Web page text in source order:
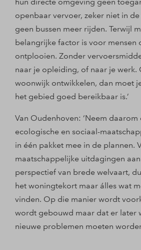
openbaar vervoer, zeker niet in
geen bussen meer rijden. Terwijl
belangrijke factor is voor mensen
ontplooien. Zonder
naar je opleiding, of naar je werk.
woonwijk ontwikkelen, dan moet
het gebied goed bereikbaar is.’
Van Oudenhoven: ‘Neem daarom
ecologische en sociaal-
in één pakket mee in de plannen.
maatschappelijke uitdagingen
perspectief van brede welvaart,
het woningtekort maar álles wat
vinden. Op die manier wordt
wordt gebouwd maar dat er later
nieuwe problemen moeten